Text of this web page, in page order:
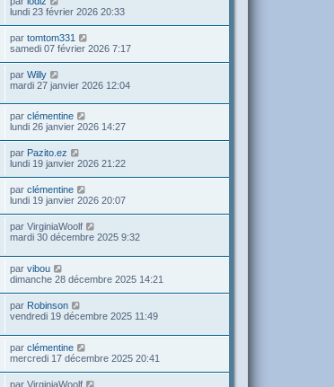
lundi 23 février 2026 20:33
par tomtom331
samedi 07 février 2026 7:17
par Willy
mardi 27 janvier 2026 12:04
par clémentine
lundi 26 janvier 2026 14:27
par Pazito.ez
lundi 19 janvier 2026 21:22
par clémentine
lundi 19 janvier 2026 20:07
par VirginiaWoolf
mardi 30 décembre 2025 9:32
par vibou
dimanche 28 décembre 2025 14:21
par Robinson
vendredi 19 décembre 2025 11:49
par clémentine
mercredi 17 décembre 2025 20:41
par VirginiaWoolf